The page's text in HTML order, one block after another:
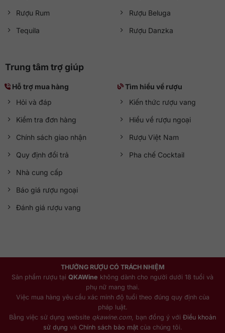
Rượu Rum
Tequila
Rượu Beluga
Rượu Danzka
Trung tâm trợ giúp
Hỗ trợ mua hàng
Hỏi và đáp
Kiểm tra đơn hàng
Chính sách giao nhận
Quy định đổi trả
Nhà cung cấp
Báo giá rượu ngoại
Đánh giá rượu vang
Tìm hiểu về rượu
Kiến thức rượu vang
Hiểu về rượu ngoại
Rượu Việt Nam
Pha chế Cocktail
THƯỞNG RƯỢU CÓ TRÁCH NHIỆM
Sản phẩm rượu tại QKAWine không dành cho người dưới 18 tuổi và
phụ nữ mang thai.
Việc mua hàng yêu cầu xác minh độ tuổi theo đúng quy định của
pháp luật.
Bằng việc sử dụng website qkawine.com , bạn đồng ý với Điều khoản
sử dụng và Chính sách bảo mậtcủa chúng tôi.